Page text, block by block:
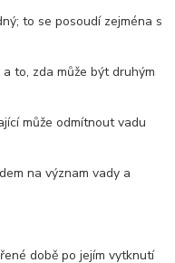
to se posoudí zejména s
to, zda může být druhým
může odmítnout vadu
na význam vady a
době po jejím vytknutí